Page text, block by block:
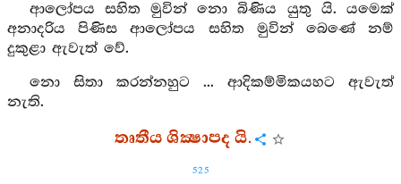
ආලෝපය සහිත මුවින් නො බිණිය යුතු යි. යමෙක්
අනාදරිය පිණිස ආලෝපය සහිත මුවින් බෙණේ නම්
දුකුළා ඇවැත් වේ.
නො සිතා කරන්නහුට ... ආදිකම්මිකයහට ඇවැත්
නැති.
තෘතීය ශික්‍ෂාපද යි.
525